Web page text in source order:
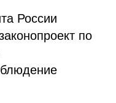
России
по